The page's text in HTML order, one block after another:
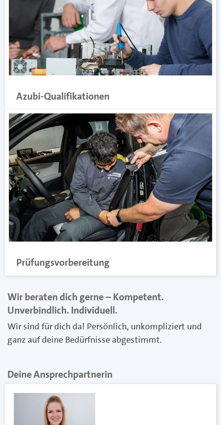
Azubi-Qualifikationen
Prüfungsvorbereitung
Wir beraten dich gerne – Kompetent.
Unverbindlich. Individuell.
Wir sind für dich da! Persönlich, unkompliziert und
ganz auf deine Bedürfnisse abgestimmt.
Deine Ansprechpartnerin